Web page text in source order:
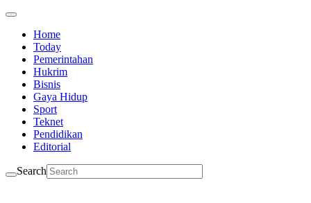
Home
Today
Pemerintahan
Hukrim
Bisnis
Gaya Hidup
Sport
Teknet
Pendidikan
Editorial
Search